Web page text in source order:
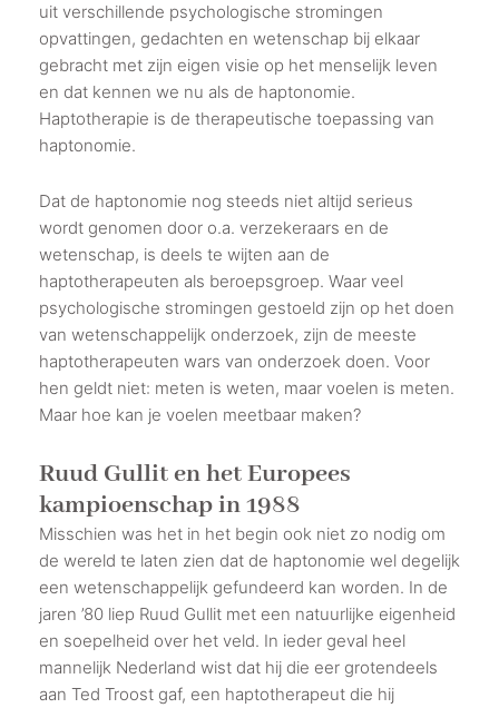
uit verschillende psychologische stromingen
opvattingen, gedachten en wetenschap bij elkaar
gebracht met zijn eigen visie op het menselijk leven
en dat kennen we nu als de haptonomie.
Haptotherapie is de therapeutische toepassing van
haptonomie.
Dat de haptonomie nog steeds niet altijd serieus
wordt genomen door o.a. verzekeraars en de
wetenschap, is deels te wijten aan de
haptotherapeuten als beroepsgroep. Waar veel
psychologische stromingen gestoeld zijn op het doen
van wetenschappelijk onderzoek, zijn de meeste
haptotherapeuten wars van onderzoek doen. Voor
hen geldt niet: meten is weten, maar voelen is meten.
Maar hoe kan je voelen meetbaar maken?
Ruud Gullit en het Europees
kampioenschap in 1988
Misschien was het in het begin ook niet zo nodig om
de wereld te laten zien dat de haptonomie wel degelijk
een wetenschappelijk gefundeerd kan worden. In de
jaren ’80 liep Ruud Gullit met een natuurlijke eigenheid
en soepelheid over het veld. In ieder geval heel
mannelijk Nederland wist dat hij die eer grotendeels
aan Ted Troost gaf, een haptotherapeut die hij